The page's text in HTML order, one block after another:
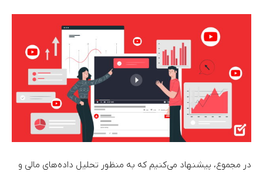
در مجموع، پیشنهاد می‌کنیم که به منظور تحلیل داده‌های مالی و